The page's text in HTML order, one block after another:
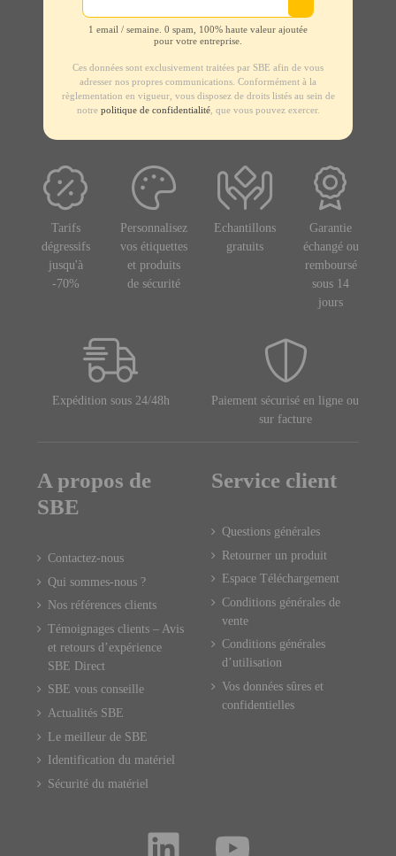
1 email / semaine. 0 spam, 100% haute valeur ajoutée
pour votre entreprise.
Ces données sont exclusivement traitées par SBE afin de vous
adresser nos propres communications. Conformément à la
règlementation en vigueur, vous disposez de droits listés au sein de
notre politique de confidentialité, que vous pouvez exercer.
Tarifs
dégressifs
jusqu'à
-70%
Personnalisez
vos étiquettes
et produits
de sécurité
Echantillons
gratuits
Garantie
échangé ou
remboursé
sous 14
jours
Expédition sous 24/48h
Paiement sécurisé en ligne ou
sur facture
A propos de
SBE
Contactez-nous
Qui sommes-nous ?
Nos références clients
Témoignages clients – Avis
et retours d’expérience
SBE Direct
SBE vous conseille
Actualités SBE
Le meilleur de SBE
Identification du matériel
Sécurité du matériel
Service client
Questions générales
Retourner un produit
Espace Téléchargement
Conditions générales de
vente
Conditions générales
d’utilisation
Vos données sûres et
confidentielles